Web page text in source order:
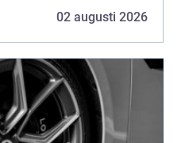
02 augusti 2026